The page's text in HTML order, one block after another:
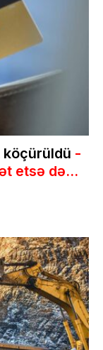
köçürüldü -
etsə də...